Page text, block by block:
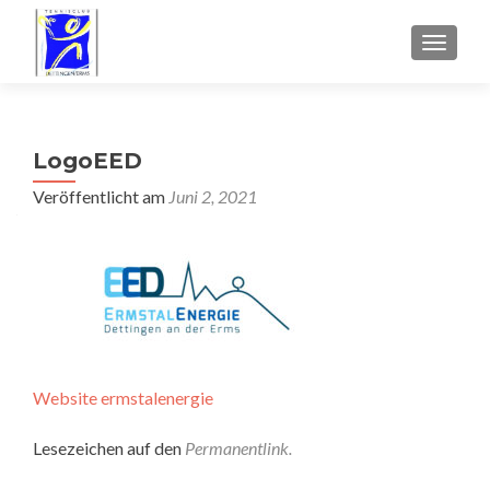
LogoEED
Veröffentlicht am Juni 2, 2021
Website ermstalenergie
Lesezeichen auf den Permanentlink.